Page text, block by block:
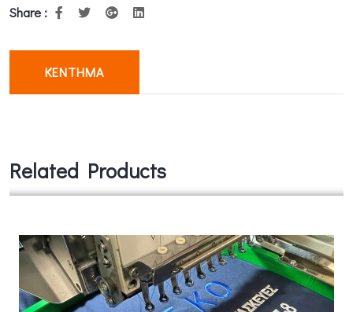
Share :
ΚΈΝΤΗΜΑ
Related Products